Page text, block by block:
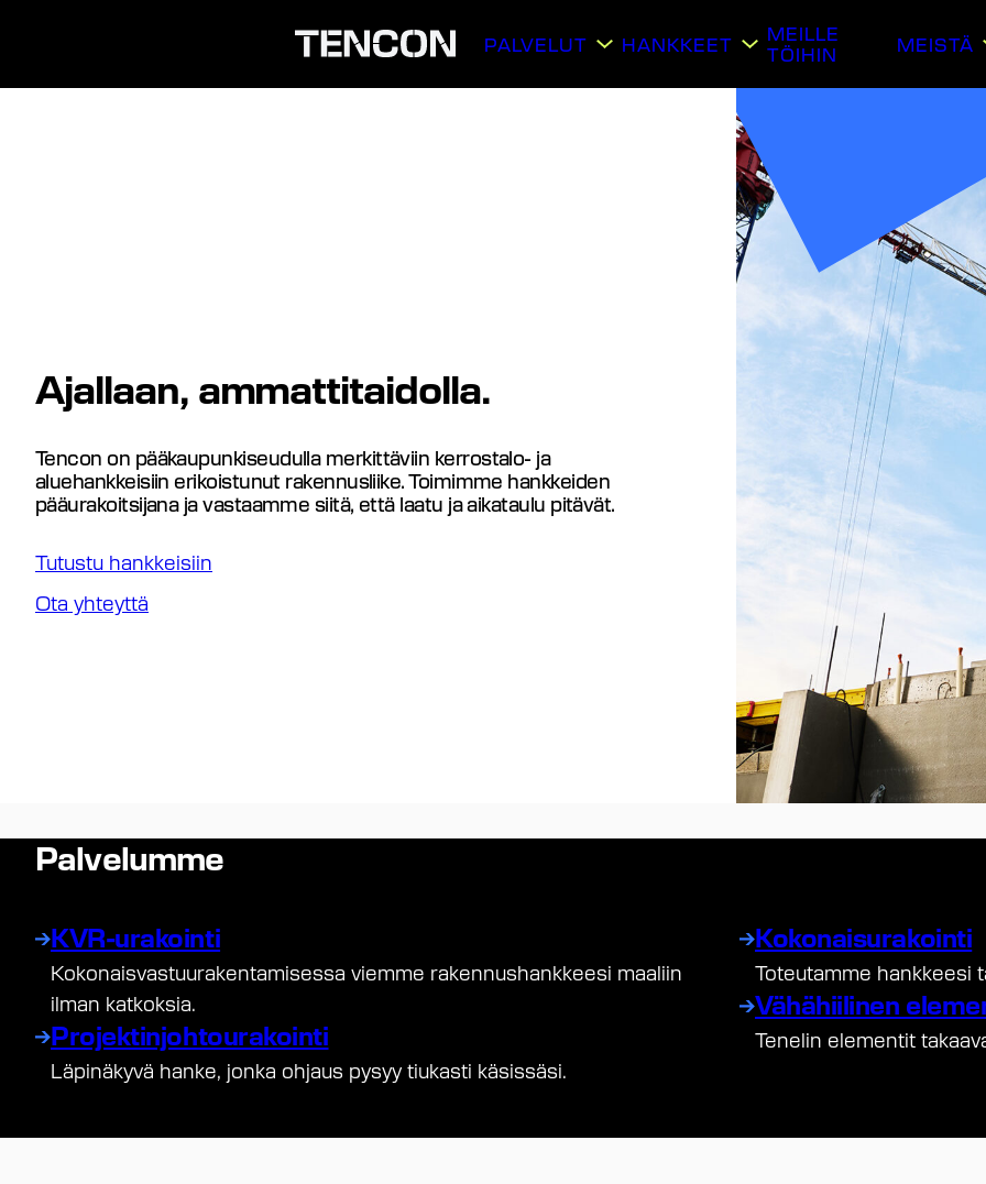
PALVELUT HANKKEET
MEILLE
TÖIHIN
MEISTÄ
Ajallaan, ammattitaidolla.
Tencon on pääkaupunkiseudulla merkittäviin kerrostalo- ja
aluehankkeisiin erikoistunut rakennusliike. Toimimme hankkeiden
pääurakoitsijana ja vastaamme siitä, että laatu ja aikataulu pitävät.
Tutustu hankkeisiin
Ota yhteyttä
Palvelumme
KVR-urakointi
Kokonaisvastuurakentamisessa viemme rakennushankkeesi maaliin
ilman katkoksia.
Projektinjohtourakointi
Läpinäkyvä hanke, jonka ohjaus pysyy tiukasti käsissäsi.
Kokonaisurakointi
Toteutamme hankkeesi
Vähähiilinen
Tenelin elementit